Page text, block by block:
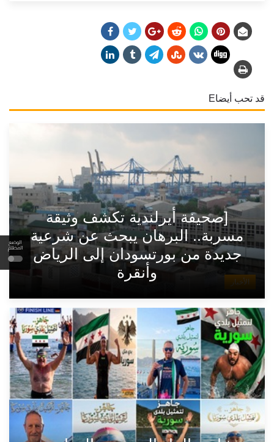
الوضع
المظلم
قد تحب أيضاE
الأخبار
[صحيفة أيرلندية تكشف وثيقة
مسربة.. البرهان يبحث عن شرعية
جديدة من بورتسودان إلى الرياض
وأنقرة